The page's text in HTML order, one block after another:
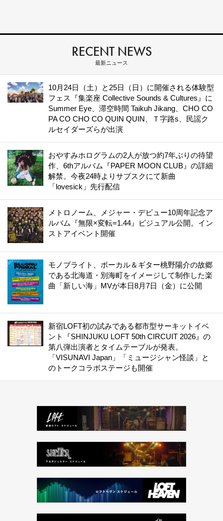
RECENT NEWS
最新ニュース
10月24日（土）と25日（日）に開催される体験型
フェス『集楽座 Collective Sounds & Cultures』に
Summer Eye、滞空時間 Taikuh Jikang、CHO CO
PA CO CHO CO QUIN QUIN、Ｔ字路s、民謡ク
ルセイダーズらが出演
おやすみホログラムの2人が放つ約7年ぶりの待望
作、6thアルバム『PAPER MOON CLUB』の詳細
解禁。今夜24時よりサブスクにて新曲
「lovesick」先行配信
メトロノーム、メジャー・デビュー10周年記念ア
ルバム『無限×変転=1.44』ビジュアル公開。イン
ストアイベント開催
モノブライト、ボーカル＆ギター桃野陽介の故郷
である北海道・別海町をイメージして制作した楽
曲「新しい海」MVが本日8月7日（金）に公開
新宿LOFT初の試みである都市型サーキットイベ
ント『SHINJUKU LOFT 50th CIRCUIT 2026』の
第八弾出演者とタイムテーブルが発表。
「VISUNAVI Japan」「ミュージシャン怪談」と
のトークコラボステージも開催